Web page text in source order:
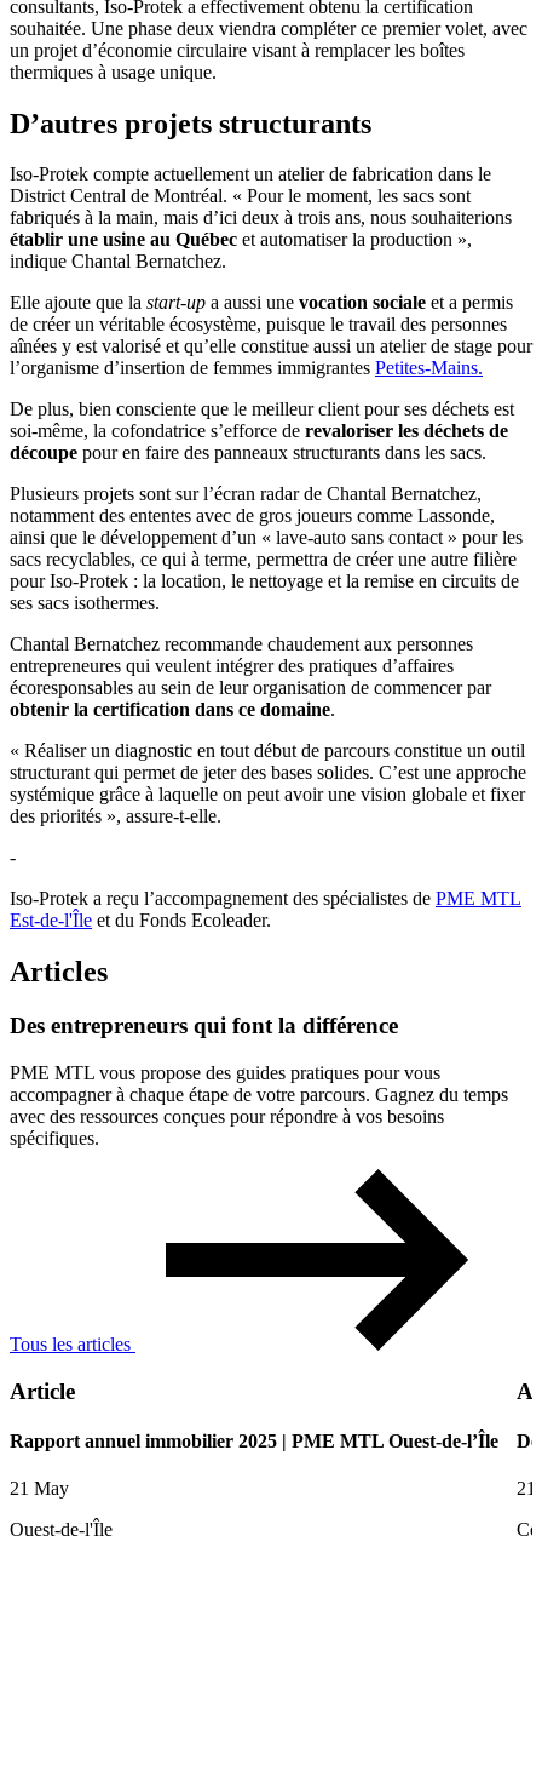
consultants, Iso-Protek a effectivement obtenu la certification
souhaitée. Une phase deux viendra compléter ce premier volet, avec
un projet d’économie circulaire visant à remplacer les boîtes
thermiques à usage unique.
D’autres projets structurants
Iso-Protek compte actuellement un atelier de fabrication dans le
District Central de Montréal. « Pour le moment, les sacs sont
fabriqués à la main, mais d’ici deux à trois ans, nous souhaiterions
établir une usine au Québec et automatiser la production »,
indique Chantal Bernatchez.
Elle ajoute que la start-up a aussi une vocation sociale et a permis
de créer un véritable écosystème, puisque le travail des personnes
aînées y est valorisé et qu’elle constitue aussi un atelier de stage pour
l’organisme d’insertion de femmes immigrantes Petites-Mains.
De plus, bien consciente que le meilleur client pour ses déchets est
soi-même, la cofondatrice s’efforce de revaloriser les déchets de
découpe pour en faire des panneaux structurants dans les sacs.
Plusieurs projets sont sur l’écran radar de Chantal Bernatchez,
notamment des ententes avec de gros joueurs comme Lassonde,
ainsi que le développement d’un « lave-auto sans contact » pour les
sacs recyclables, ce qui à terme, permettra de créer une autre filière
pour Iso-Protek : la location, le nettoyage et la remise en circuits de
ses sacs isothermes.
Chantal Bernatchez recommande chaudement aux personnes
entrepreneures qui veulent intégrer des pratiques d’affaires
écoresponsables au sein de leur organisation de commencer par
obtenir la certification dans ce domaine.
« Réaliser un diagnostic en tout début de parcours constitue un outil
structurant qui permet de jeter des bases solides. C’est une approche
systémique grâce à laquelle on peut avoir une vision globale et fixer
des priorités », assure-t-elle.
-
Iso-Protek a reçu l’accompagnement des spécialistes de PME MTL
Est-de-l'Île et du Fonds Ecoleader.
Articles
Des entrepreneurs qui font la différence
PME MTL vous propose des guides pratiques pour vous
accompagner à chaque étape de votre parcours. Gagnez du temps
avec des ressources conçues pour répondre à vos besoins
spécifiques.
Tous les articles
Article
Rapport annuel immobilier 2025 | PME MTL Ouest-de-l’Île
21 May
Ouest-de-l'Île
21